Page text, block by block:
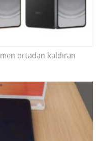
ortadan kaldıran